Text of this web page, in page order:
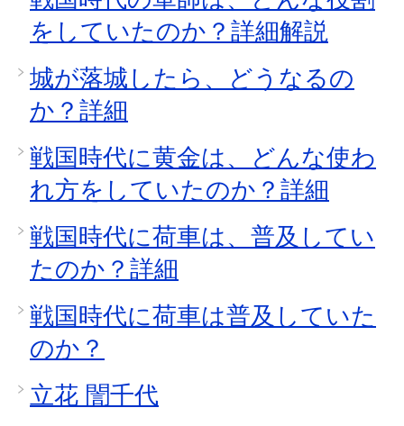
をしていたのか？詳細解説
城が落城したら、どうなるの
か？詳細
戦国時代に黄金は、どんな使わ
れ方をしていたのか？詳細
戦国時代に荷車は、普及してい
たのか？詳細
戦国時代に荷車は普及していた
のか？
立花 誾千代